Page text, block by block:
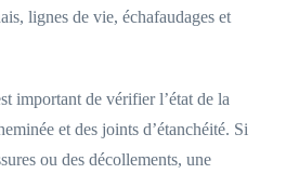
lignes de vie, échafaudages et
important de vérifier l’état de la
et des joints d’étanchéité. Si
ou des décollements, une